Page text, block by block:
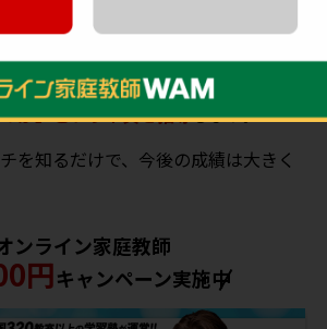
をこなすだけでは、成績のブレイク
ん。問題量をこなすことは塾や宿題
家庭教師のWAMでは「根本的にどの
か」という本質を指導します。
を知るだけで、今後の成績は大きく
ンライン家庭教師
円キャンペーン実施中